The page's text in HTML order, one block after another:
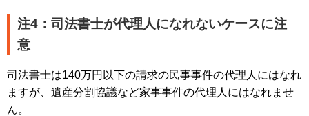
注4：司法書士が代理人になれないケースに注
意
司法書士は140万円以下の請求の民事事件の代理人にはなれ
ますが、遺産分割協議など家事事件の代理人にはなれませ
ん。